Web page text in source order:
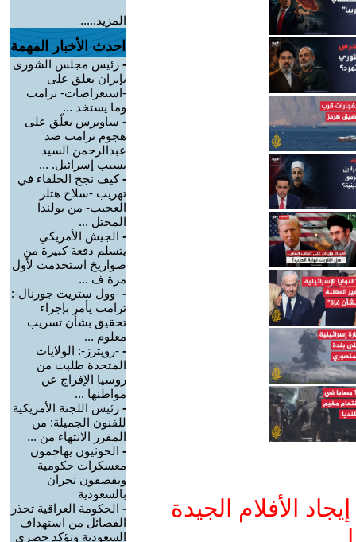
الأفلام الجيدة
المزيد.....
احدث الأخبار المهمة
- رئيس مجلس الشورى
بإيران يعلق على
-استعراضات- ترامب
وما يستخد ...
- ساويرس يعلّق على
هجوم ترامب ضد
عبدالرحمن السيد
بسبب إسرائيل. ...
-كيف نجح الحلفاء في
تهريب -سلاح هتلر
العجيب- من بولندا
المحتل ...
- الجيش الأمريكي
يتسلم دفعة كبيرة من
صواريخ استخدمت لأول
مرة ف ...
- -وول ستريت جورنال-:
ترامب يأمر بإجراء
تحقيق بشأن تسريب
معلوم ...
- -رويترز-: الولايات
المتحدة طلبت من
روسيا الإفراج عن
مواطنها ...
- رئيس اللجنة الأمريكية
للفنون الجميلة: من
المقرر الانتهاء من ...
- الحوثيون يهاجمون
معسكرات حكومية
ويقصفون نجران
بالسعودية
- الحكومة العراقية تحذر
الفصائل من استهداف
السعودية وتؤكد حصري